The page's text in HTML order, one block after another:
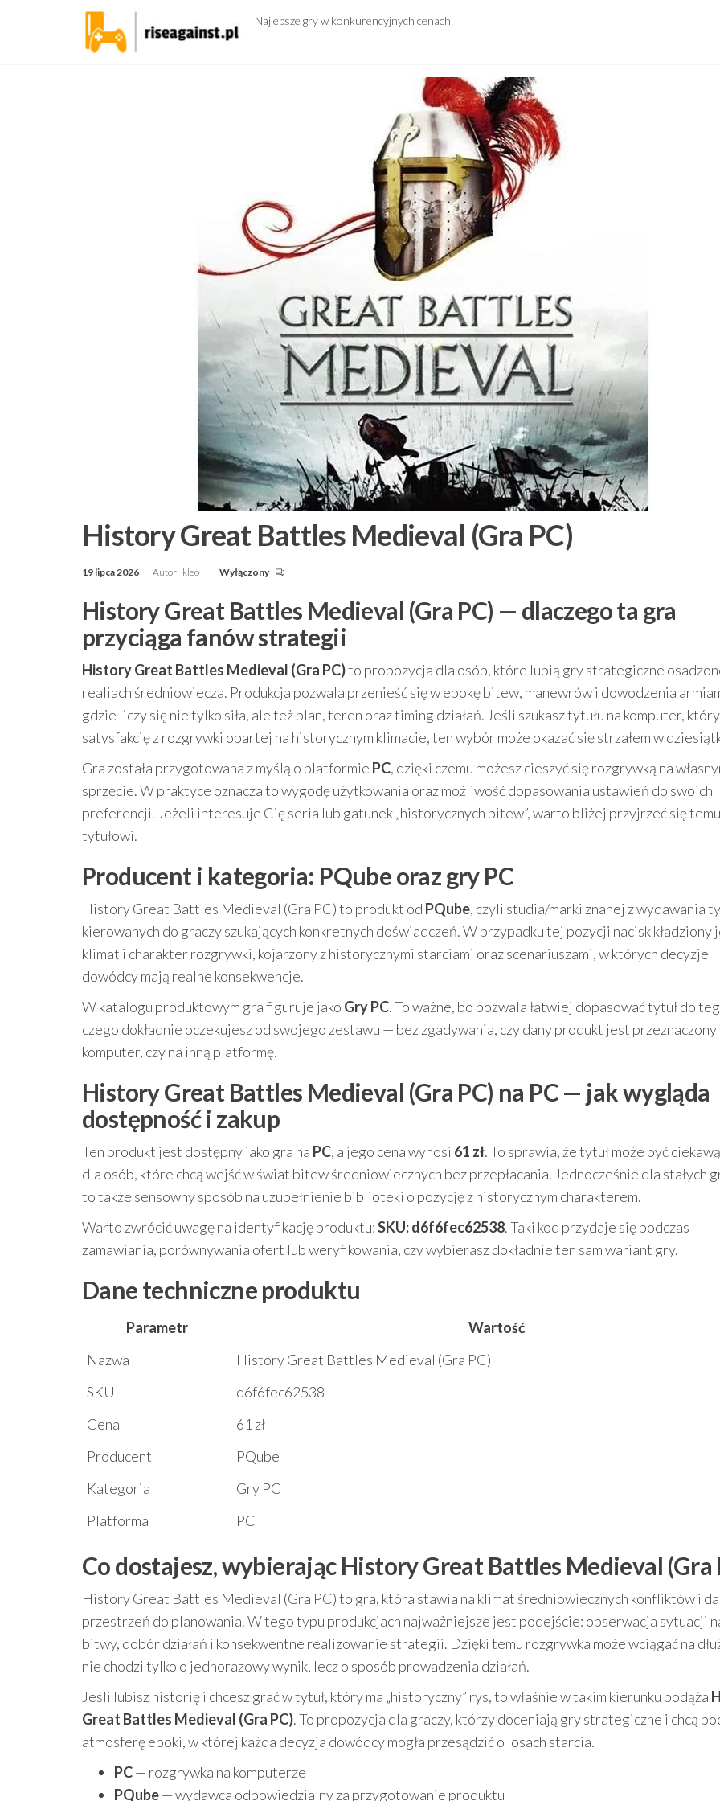
Najlepsze gry w konkurencyjnych cenach
History Great Battles Medieval (Gra PC)
19 lipca 2026 Autor kleo Wyłączony
History Great Battles Medieval (Gra PC) — dlaczego ta gra
przyciąga fanów strategii
History Great Battles Medieval (Gra PC)to propozycja dla osób, które lubią gry strategiczne
realiach średniowiecza. Produkcja pozwala przenieść się w epokę bitew, manewrów i dowodzenia
gdzie liczy się nie tylko siła, ale też plan, teren oraz timing działań. Jeśli szukasz tytułu na komputer,
satysfakcję z rozgrywki opartej na historycznym klimacie, ten wybór może okazać się strzałem w
Gra została przygotowana z myślą o platformie PC, dzięki czemu możesz cieszyć się rozgrywką na
sprzęcie. W praktyce oznacza to wygodę użytkowania oraz możliwość dopasowania ustawień do swoich
preferencji. Jeżeli interesuje Cię seria lub gatunek „historycznych bitew”, warto bliżej przyjrzeć się temu
tytułowi.
Producent i kategoria: PQube oraz gry PC
History Great Battles Medieval (Gra PC) to produkt od PQube, czyli studia/marki znanej z wydawania
kierowanych do graczy szukających konkretnych doświadczeń. W przypadku tej pozycji nacisk kładziony
klimat i charakter rozgrywki, kojarzony z historycznymi starciami oraz scenariuszami, w których decyzje
dowódcy mają realne konsekwencje.
W katalogu produktowym gra figuruje jako Gry PC. To ważne, bo pozwala łatwiej dopasować tytuł do
czego dokładnie oczekujesz od swojego zestawu — bez zgadywania, czy dany produkt jest przeznaczony
komputer, czy na inną platformę.
History Great Battles Medieval (Gra PC) na PC — jak wygląda
dostępność i zakup
Ten produkt jest dostępny jako gra na PC, a jego cena wynosi 61 zł. To sprawia, że tytuł może być
dla osób, które chcą wejść w świat bitew średniowiecznych bez przepłacania. Jednocześnie dla stałych
to także sensowny sposób na uzupełnienie biblioteki o pozycję z historycznym charakterem.
Warto zwrócić uwagę na identyfikację produktu:SKU: d6f6fec62538. Taki kod przydaje się podczas
zamawiania, porównywania ofert lub weryfikowania, czy wybierasz dokładnie ten sam wariant gry.
Dane techniczne produktu
Parametr
Wartość
Nazwa
History Great Battles Medieval (Gra PC)
SKU
d6f6fec62538
Cena
61 zł
Producent
PQube
Kategoria
Gry PC
Platforma
PC
Co dostajesz, wybierając History Great Battles Medieval (Gra
History Great Battles Medieval (Gra PC) to gra, która stawia na klimat średniowiecznych konfliktów i
przestrzeń do planowania. W tego typu produkcjach najważniejsze jest podejście: obserwacja sytuacji
bitwy, dobór działań i konsekwentne realizowanie strategii. Dzięki temu rozgrywka może wciągać na
nie chodzi tylko o jednorazowy wynik, lecz o sposób prowadzenia działań.
Jeśli lubisz historię i chcesz grać w tytuł, który ma „historyczny” rys, to właśnie w takim kierunku podąża
Great Battles Medieval (Gra PC). To propozycja dla graczy, którzy doceniają gry strategiczne i chcą
atmosferę epoki, w której każda decyzja dowódcy mogła przesądzić o losach starcia.
PC— rozgrywka na komputerze
PQube— wydawca odpowiedzialny za przygotowanie produktu